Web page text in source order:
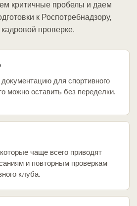
критичные пробелы и даем
к Роспотребнадзору,
проверке.
для спортивного
можно оставить без переделки.
чаще всего приводят
и повторным проверкам
клуба.